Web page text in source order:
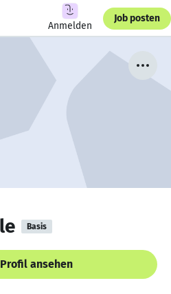
Anmelden
Job posten
Basis
ansehen